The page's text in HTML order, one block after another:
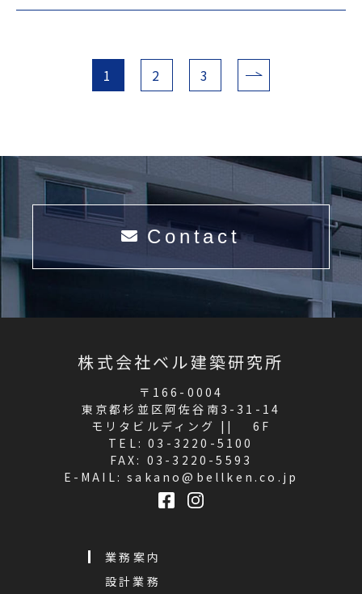
1 2 3
Contact
株式会社ベル建築研究所
〒166-0004
東京都杉並区阿佐谷南3-31-14
モリタビルディング || 6F
TEL:03-3220-5100
FAX: 03-3220-5593
E-MAIL:sakano@bellken.co.jp
業務案内
設計業務